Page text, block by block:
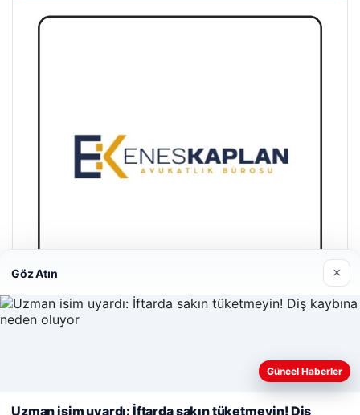
Enes Kaplan Avukatlık Bürosu
Web sitemizi nasıl kullandığınızı daha iyi anlayabilmek,
Göz Atın ×
Güncel Haberler
Uzman isim uyardı: İftarda sakın tüketmeyin! Diş